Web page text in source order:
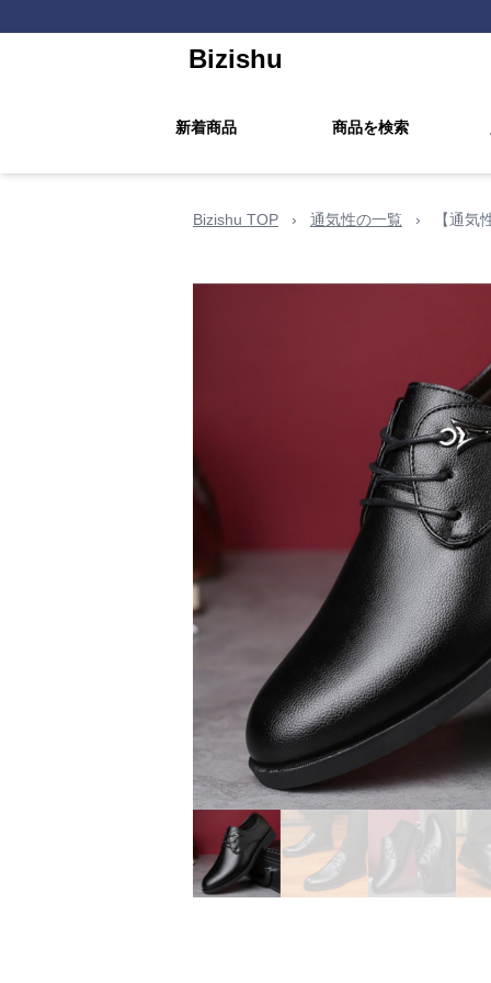
Bizishu
新着商品 商品を検索
Bizishu TOP › 通気性の一覧 › 【通気